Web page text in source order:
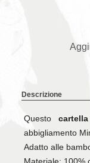
Descrizione
Questocartella
abbigliamento
Adatto alle